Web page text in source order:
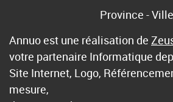
Province - Ville
Annuo est une réalisation de
votre partenaire Informatique
Site Internet, Logo,
mesure,